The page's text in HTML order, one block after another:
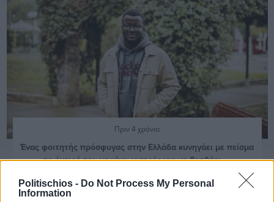
Politischios - Do Not Process My Personal
Information
Πριν 4 χρόνια
Ένας φοιτητής πρόσφυγας στην Ελλάδα κυνηγάει με πείσμα
το όνειρό του να γίνει γιατρός για να βοηθάει ...